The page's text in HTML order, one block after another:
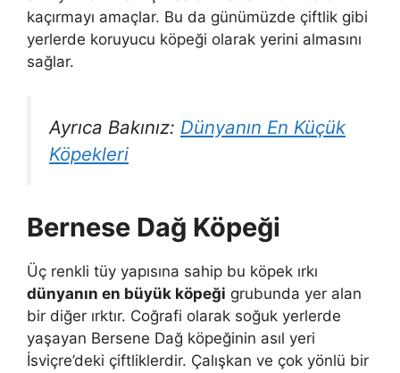
kaçırmayı amaçlar. Bu da günümüzde çiftlik gibi
yerlerde koruyucu köpeği olarak yerini almasını
sağlar.
Ayrıca Bakınız: Dünyanın En Küçük
Köpekleri
Bernese Dağ Köpeği
Üç renkli tüy yapısına sahip bu köpek ırkı
dünyanın en büyük köpeği grubunda yer alan
bir diğer ırktır. Coğrafi olarak soğuk yerlerde
yaşayan Bersene Dağ köpeğinin asıl yeri
İsviçre’deki çiftliklerdir. Çalışkan ve çok yönlü bir